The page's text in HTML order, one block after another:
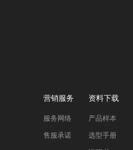
营销服务
服务网络
售服承诺
资料下载
产品样本
选型手册